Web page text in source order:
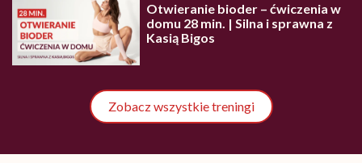
Otwieranie bioder – ćwiczenia w
domu 28 min. | Silna i sprawna z
Kasią Bigos
Zobacz wszystkie treningi